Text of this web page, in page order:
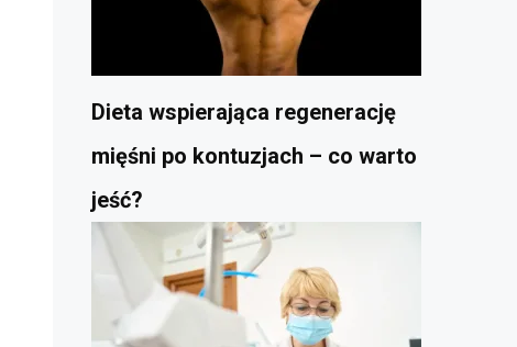
Dieta wspierająca regenerację
mięśni po kontuzjach – co warto
jeść?